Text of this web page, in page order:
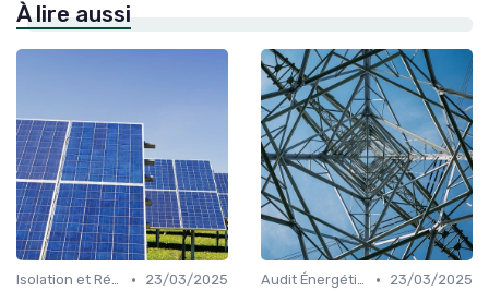
À lire aussi
Isolation et Réduction de la Consommation •
23/03/2025
Audit Énergétique du Domicile •
23/03/2025